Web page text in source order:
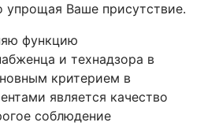
упрощая Ваше присутствие.
функцию
и технадзора в
критерием в
является качество
соблюдение